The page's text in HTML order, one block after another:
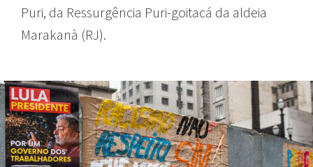
Puri, da Ressurgência Puri-goitacá da aldeia
Marakanà (RJ).